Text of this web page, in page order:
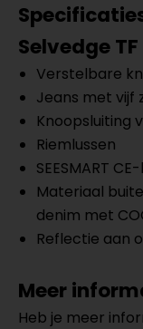
Selvedge TF
Verstelbare
Jeans met vijf
Knoopsluiting
Riemlussen
SEESMART
Materiaal
denim met
Reflectie aan
Meer
Heb je meer